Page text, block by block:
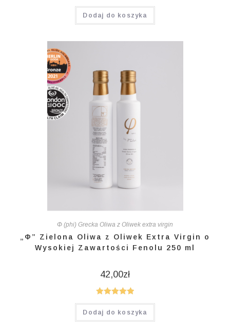
Oceniono
4.95na 5
Dodaj do koszyka
Φ (phi) Grecka Oliwa z Oliwek extra virgin
„Φ” Zielona Oliwa z Oliwek Extra Virgin o
Wysokiej Zawartości Fenolu 250 ml
42,00zł
Oceniono
5.00na 5
Dodaj do koszyka